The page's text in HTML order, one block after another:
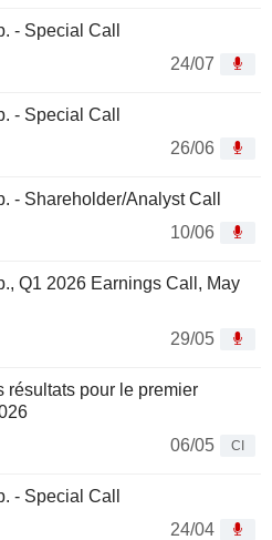
- Special Call
24/07
- Special Call
26/06
- Shareholder/Analyst Call
10/06
Q1 2026 Earnings Call, May
29/05
résultats pour le premier
06/05
CI
- Special Call
24/04